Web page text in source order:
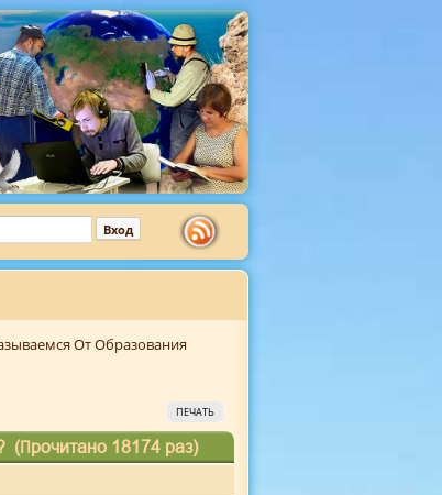
От Образования
ПЕЧАТЬ
(Прочитано 18174 раз)